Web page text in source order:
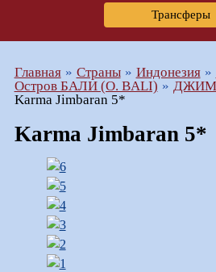
Трансферы
Главная Страны Индонезия
Остров БАЛИ (O. BALI)
Karma Jimbaran 5*
Karma Jimbaran 5*